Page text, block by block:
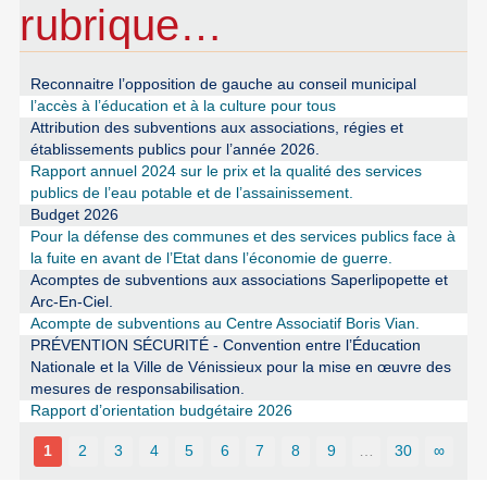
rubrique…
Reconnaitre l’opposition de gauche au conseil municipal
l’accès à l’éducation et à la culture pour tous
Attribution des subventions aux associations, régies et
établissements publics pour l’année 2026.
Rapport annuel 2024 sur le prix et la qualité des services
publics de l’eau potable et de l’assainissement.
Budget 2026
Pour la défense des communes et des services publics face à
la fuite en avant de l’Etat dans l’économie de guerre.
Acomptes de subventions aux associations Saperlipopette et
Arc-En-Ciel.
Acompte de subventions au Centre Associatif Boris Vian.
PRÉVENTION SÉCURITÉ - Convention entre l’Éducation
Nationale et la Ville de Vénissieux pour la mise en œuvre des
mesures de responsabilisation.
Rapport d’orientation budgétaire 2026
1 2 3 4 5 6 7 8 9 30 ∞